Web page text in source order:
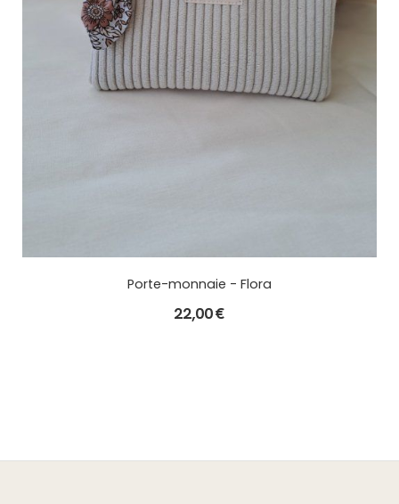
Porte-monnaie - Flora
22,00€